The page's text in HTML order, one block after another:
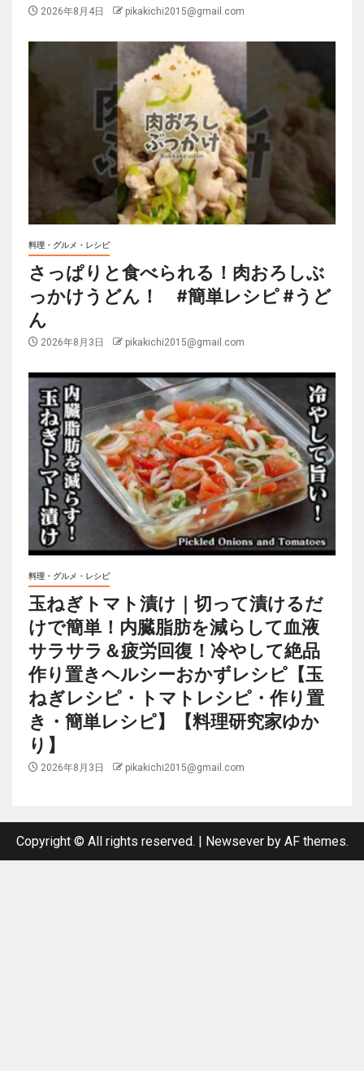
2026年8月4日 pikakichi2015@gmail.com
料理・グルメ・レシピ
さっぱりと食べられる！肉おろしぶ
っかけうどん！ #簡単レシピ #うど
ん
2026年8月3日 pikakichi2015@gmail.com
料理・グルメ・レシピ
玉ねぎトマト漬け｜切って漬けるだ
けで簡単！内臓脂肪を減らして血液
サラサラ＆疲労回復！冷やして絶品
作り置きヘルシーおかずレシピ【玉
ねぎレシピ・トマトレシピ・作り置
き・簡単レシピ】【料理研究家ゆか
り】
2026年8月3日 pikakichi2015@gmail.com
Copyright © All rights reserved. Newseverby AF themes.